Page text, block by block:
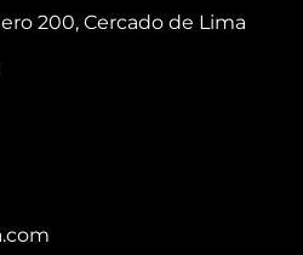
200, Cercado de Lima